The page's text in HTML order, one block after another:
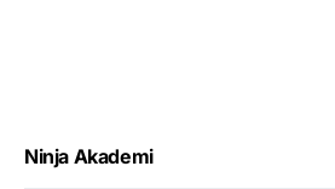
Ninja Akademi